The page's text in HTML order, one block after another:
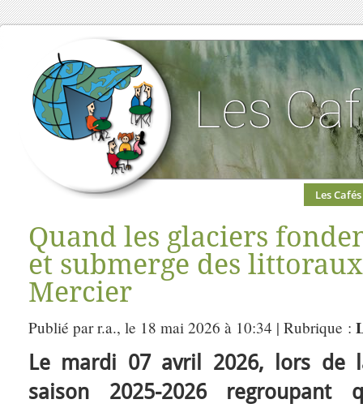
Les Cafés
Quand les glaciers
et submerge des
Mercier
Publié par r.a., le 18 mai 2026 à 10:34 | Rubrique :
Le mardi 07 avril 2026, lors de
saison 2025-2026 regroupant